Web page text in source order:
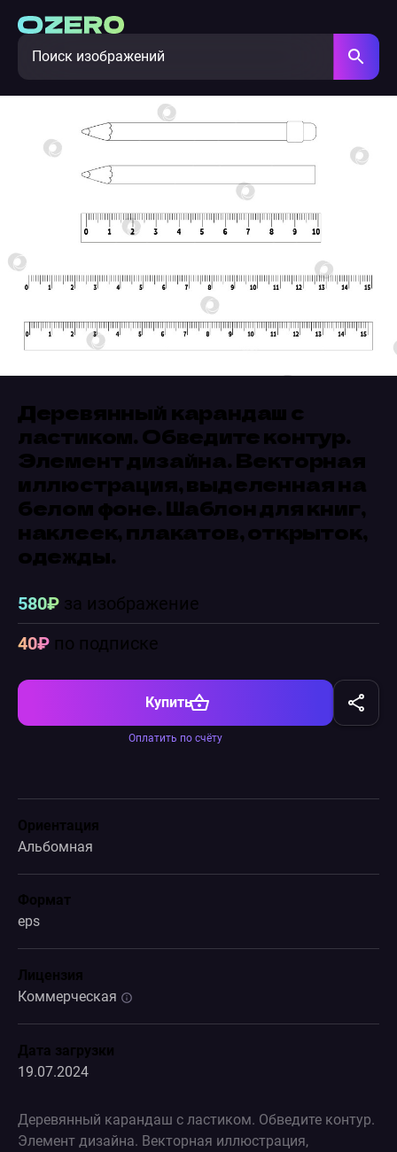
Деревянный карандаш с
ластиком. Обведите контур.
Элемент дизайна. Векторная
иллюстрация, выделенная на
белом фоне. Шаблон для книг,
наклеек, плакатов, открыток,
одежды.
580₽за изображение
40₽по подписке
Купить
Оплатить по счёту
Ориентация
Альбомная
Формат
eps
Лицензия
Коммерческая
Дата загрузки
19.07.2024
Деревянный карандаш с ластиком. Обведите контур.
Элемент дизайна. Векторная иллюстрация,